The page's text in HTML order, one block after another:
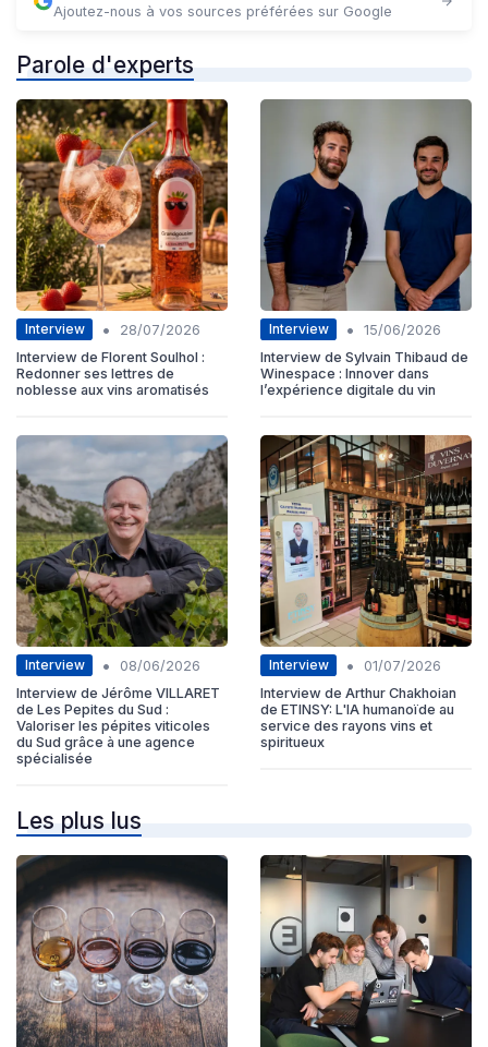
Ajoutez-nous à vos sources préférées sur Google
Parole d'experts
Interview •
28/07/2026
Interview de Florent Soulhol :
Redonner ses lettres de
noblesse aux vins aromatisés
Interview •
15/06/2026
Interview de Sylvain Thibaud de
Winespace : Innover dans
l’expérience digitale du vin
Interview •
08/06/2026
Interview de Jérôme VILLARET
de Les Pepites du Sud :
Valoriser les pépites viticoles
du Sud grâce à une agence
spécialisée
Interview •
01/07/2026
Interview de Arthur Chakhoian
de ETINSY: L'IA humanoïde au
service des rayons vins et
spiritueux
Les plus lus